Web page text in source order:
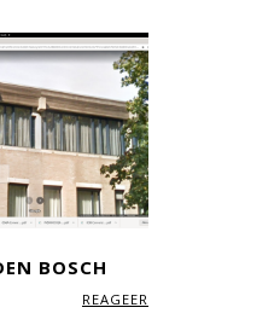
BOSCH
REAGEER